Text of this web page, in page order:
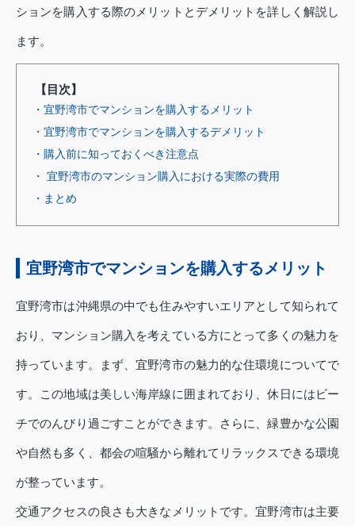
ションを購入する際のメリットとデメリットを詳しく解説し
ます。
【目次】
・宜野湾市でマンションを購入するメリット
・宜野湾市でマンションを購入するデメリット
・購入前に知っておくべき注意点
・ 宜野湾市のマンション購入における実際の費用
・まとめ
宜野湾市でマンションを購入するメリット
宜野湾市は沖縄県の中でも住みやすいエリアとして知られて
おり、マンション購入を考えている方にとって多くの魅力を
持っています。まず、宜野湾市の魅力的な住環境についてで
す。この地域は美しい海岸線に囲まれており、休日にはビー
チでのんびり過ごすことができます。さらに、緑豊かな公園
や自然も多く、都会の喧騒から離れてリラックスできる環境
が整っています。
交通アクセスの良さも大きなメリットです。宜野湾市は主要